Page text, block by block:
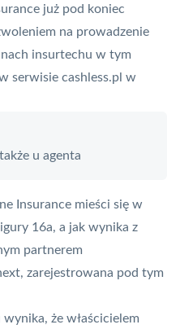
już pod koniec
na prowadzenie
insurtechu w tym
serwisie cashless.pl w
u agenta
Insurance mieści się w
16a, a jak wynika z
partnerem
zarejestrowana pod tym
że właścicielem